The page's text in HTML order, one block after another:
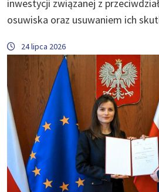
inwestycji związanej z
osuwiska oraz usuwaniem ich
24 lipca 2026